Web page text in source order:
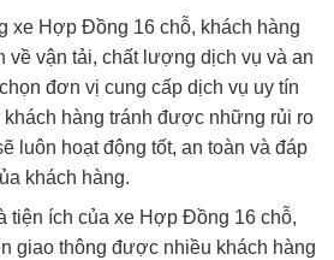
xe Hợp Đồng 16 chỗ, khách hàng
về vận tải, chất lượng dịch vụ và an
đơn vị cung cấp dịch vụ uy tín
hàng tránh được những rủi ro
luôn hoạt động tốt, an toàn và đáp
khách hàng.
tiện ích của xe Hợp Đồng 16 chỗ,
giao thông được nhiều khách hàng